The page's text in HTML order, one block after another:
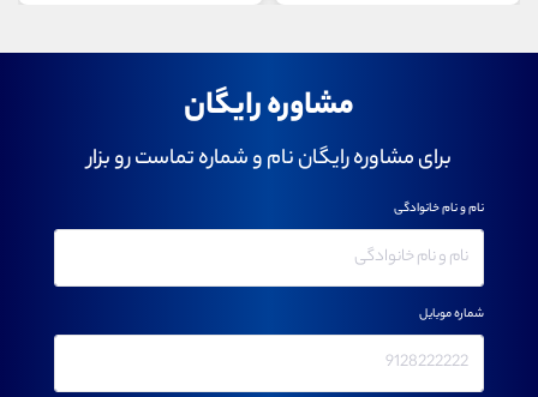
مشاوره رایگان
برای مشاوره رایگان نام و شماره تماست رو بزار
نام و نام خانوادگی
شماره موبایل